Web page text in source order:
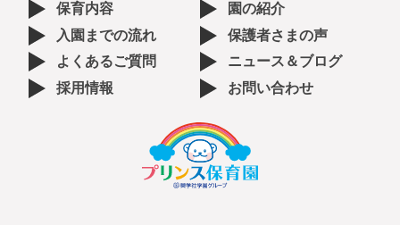
保育内容
園の紹介
入園までの流れ
保護者さまの声
よくあるご質問
ニュース＆ブログ
採用情報
お問い合わせ